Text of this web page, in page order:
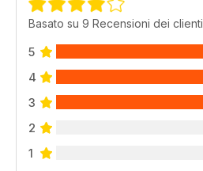
Basato su 9 Recensioni dei clienti
5
4
3
2
1